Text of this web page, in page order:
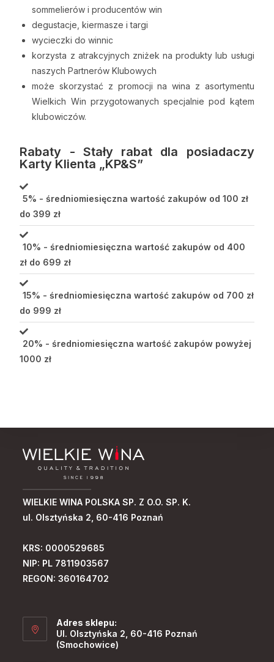
sommelierów i producentów win
degustacje, kiermasze i targi
wycieczki do winnic
korzysta z atrakcyjnych zniżek na produkty lub usługi
naszych Partnerów Klubowych
może skorzystać z promocji na wina z asortymentu
Wielkich Win przygotowanych specjalnie pod kątem
klubowiczów.
Rabaty - Stały rabat dla posiadaczy
Karty Klienta „KP&S”
5% - średniomiesięczna wartość zakupów od 100 zł
do 399 zł
10% - średniomiesięczna wartość zakupów od 400
zł do 699 zł
15% - średniomiesięczna wartość zakupów od 700 zł
do 999 zł
20% - średniomiesięczna wartość zakupów powyżej
1000 zł
WIELKIE WINA POLSKA SP. Z O.O. SP. K.
ul. Olsztyńska 2, 60-416 Poznań
KRS: 0000529685
NIP: PL 7811903567
REGON: 360164702
Adres sklepu:
Ul. Olsztyńska 2, 60-416 Poznań
(Smochowice)